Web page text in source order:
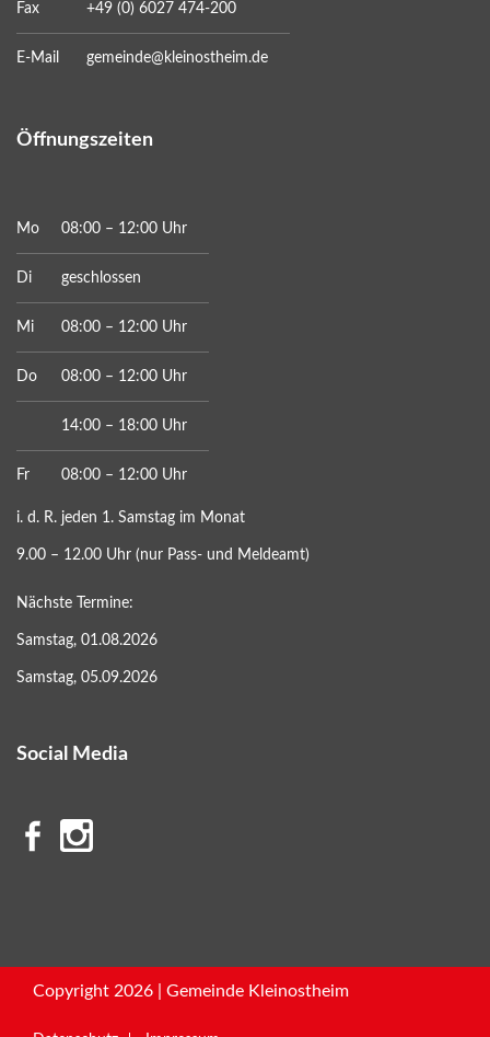
Fax +49 (0) 6027 474-200
E-Mail gemeinde@kleinostheim.de
Öffnungszeiten
Mo 08:00 – 12:00 Uhr
Di geschlossen
Mi 08:00 – 12:00 Uhr
Do 08:00 – 12:00 Uhr
14:00 – 18:00 Uhr
Fr 08:00 – 12:00 Uhr
i. d. R. jeden 1. Samstag im Monat
9.00 – 12.00 Uhr (nur Pass- und Meldeamt)
Nächste Termine:
Samstag, 01.08.2026
Samstag, 05.09.2026
Social Media
Copyright 2026 | Gemeinde Kleinostheim